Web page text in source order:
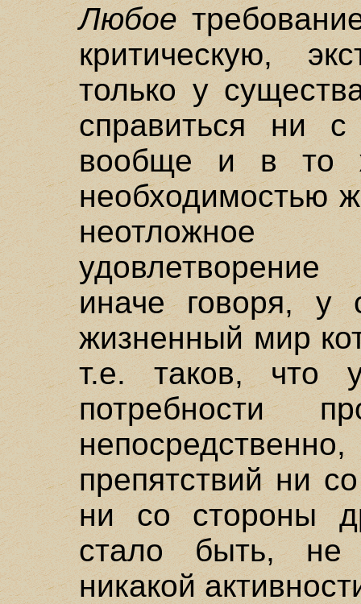
Любое
критическую,
только у
справиться ни с
вообще и в то
необходимостью
неотложное
иначе говоря, у
жизненный мир
т.е. таков, что
потребности
препятствий ни
ни со стороны
стало быть, не
никакой